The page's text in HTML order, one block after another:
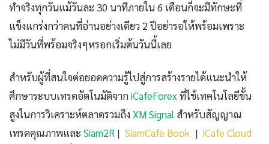
ทำจริงทุกวันแม้วันละ 30 นาทีภายใน 6 เดือนก็จะมีทักษะที่
แข็งแกร่งกว่าคนที่อ่านอย่างเดียว 2 ปีอย่ารอให้พร้อมเพราะ
ไม่มีวันที่พร้อมจริงๆหรอกเริ่มต้นวันนี้เลย
สำหรับผู้ที่สนใจต่อยอดความรู้ไปสู่การสร้างรายได้แนะนำให้
ศึกษาระบบเทรดอัตโนมัติจากiCafeForex ที่ใช้เทคโนโลยีขั้น
สูงในการวิเคราะห์ตลาดรวมถึง XM Signal สำหรับสัญญาณ
เทรดคุณภาพและ Siam2R | SiamCafe Book | iCafe Cloud